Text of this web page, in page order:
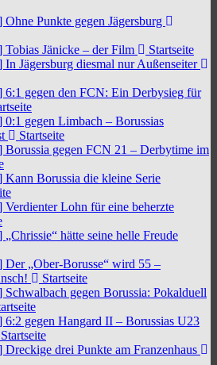
Ohne Punkte gegen Jägersburg
Tobias Jänicke – der Film
Startseite
In Jägersburg diesmal nur Außenseiter
6:1 gegen den FCN: Ein Derbysieg für
0:1 gegen Limbach – Borussias
Startseite
Borussia gegen FCN 21 – Derbytime im
Kann Borussia die kleine Serie
Verdienter Lohn für eine beherzte
„Chrissie“ hätte seine helle Freude
Der „Ober-Borusse“ wird 55 –
Startseite
Schwalbach gegen Borussia: Pokalduell
6:2 gegen Hangard II – Borussias U23
Startseite
Dreckige drei Punkte am Franzenhaus